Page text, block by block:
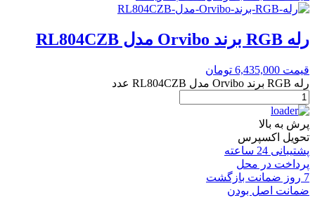
رله RGB برند Orvibo مدل RL804CZB
قیمت 6,435,000 تومان
رله RGB برند Orvibo مدل RL804CZB عدد
پرش به بالا
تحویل اکسپرس
پشتیبانی 24 ساعته
پرداخت در محل
7 روز ضمانت بازگشت
ضمانت اصل بودن